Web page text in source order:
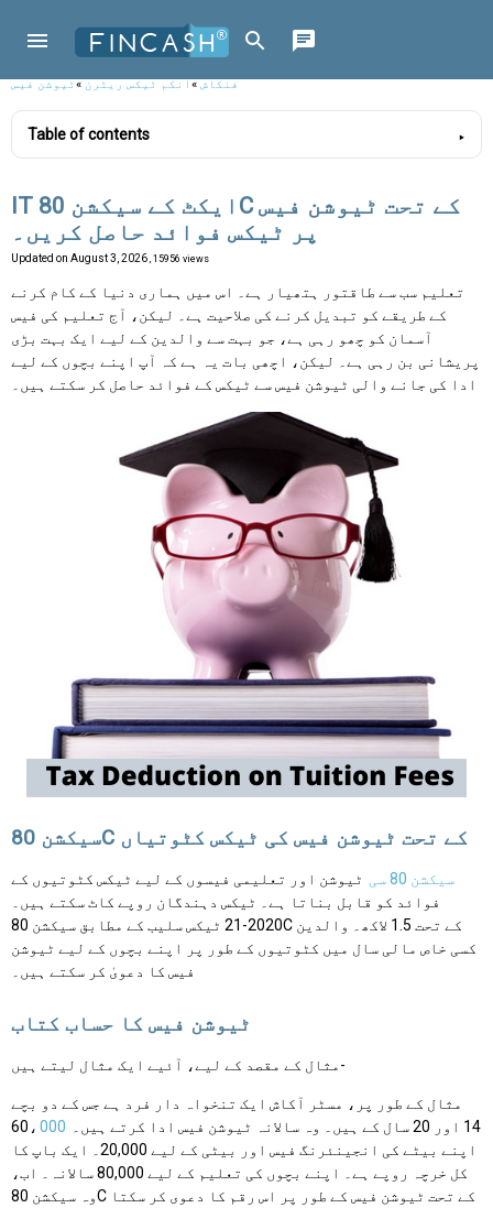
فنکاش»انکم ٹیکس ریٹرن»ٹیوشن فیس
Table of contents
IT ایکٹ کے سیکشن 80C کے تحت ٹیوشن فیس
پر ٹیکس فوائد حاصل کریں۔
Updated on August 3, 2026 , 15956 views
تعلیم سب سے طاقتور ہتھیار ہے۔ اس میں ہماری دنیا کے کام کرنے
کے طریقے کو تبدیل کرنے کی صلاحیت ہے۔ لیکن، آج تعلیم کی فیس
آسمان کو چھو رہی ہے، جو بہت سے والدین کے لیے ایک بہت بڑی
پریشانی بن رہی ہے۔ لیکن، اچھی بات یہ ہے کہ آپ اپنے بچوں کے لیے
ادا کی جانے والی ٹیوشن فیس سے ٹیکس کے فوائد حاصل کر سکتے ہیں۔
سیکشن 80C کے تحت ٹیوشن فیس کی ٹیکس کٹوتیاں
سیکشن 80 سی
ٹیوشن اور تعلیمی فیسوں کے لیے ٹیکس کٹوتیوں کے
فوائد کو قابل بناتا ہے۔ ٹیکس دہندگان روپے کاٹ سکتے ہیں۔
2020-21 ٹیکس سلیب کے مطابق سیکشن 80C کے تحت 1.5 لاکھ۔ والدین
کسی خاص مالی سال میں کٹوتیوں کے طور پر اپنے بچوں کے لیے ٹیوشن
فیس کا دعویٰ کر سکتے ہیں۔
ٹیوشن فیس کا حساب کتاب
مثال کے مقصد کے لیے، آئیے ایک مثال لیتے ہیں-
مثال کے طور پر، مسٹر آکاش ایک تنخواہ دار فرد ہے جس کے دو بچے
14 اور 20 سال کے ہیں۔ وہ سالانہ ٹیوشن فیس ادا کرتے ہیں۔ 60،
000
اپنے بیٹے کی انجینئرنگ فیس اور بیٹی کے لیے 20,000۔ ایک باپ کا
کل خرچہ روپے ہے۔ اپنے بچوں کی تعلیم کے لیے 80,000 سالانہ۔ اب،
وہ سیکشن 80C کے تحت ٹیوشن فیس کے طور پر اس رقم کا دعوی کر سکتا